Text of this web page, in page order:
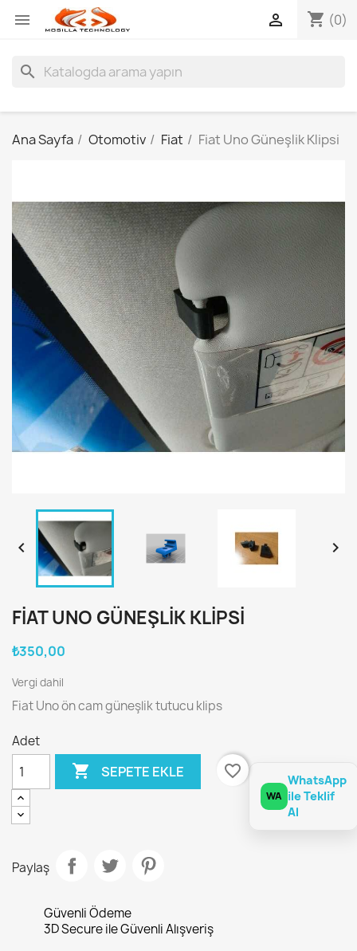
 shopping_cart (0)

search
Ana Sayfa Otomotiv Fiat Fiat Uno Güneşlik Klipsi
 
FIAT UNO GÜNEŞLIK KLIPSI
₺350,00
Vergi dahil
Fiat Uno ön cam güneşlik tutucu klips
Adet
 SEPETE EKLE favorite_border
WA
WhatsApp
ile Teklif
Al
Paylaş
Güvenli Ödeme
3D Secure ile Güvenli Alışveriş